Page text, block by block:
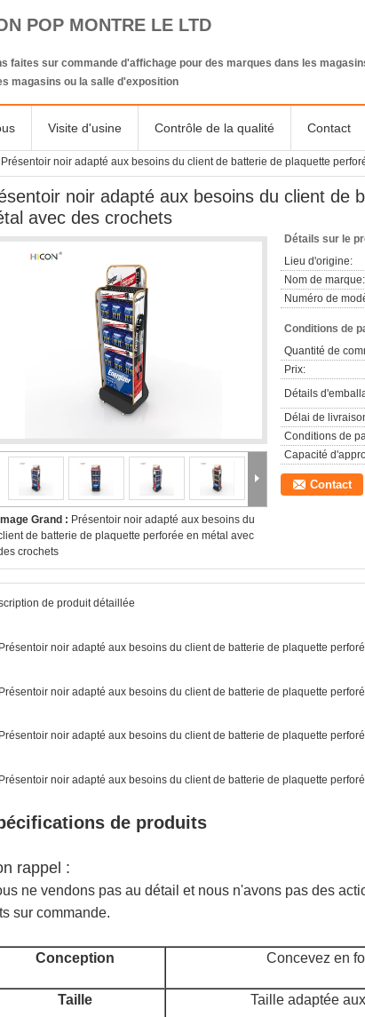
POP MONTRE LE LTD
faites sur commande d'affichage pour des marques dans les
magasins ou la salle d'exposition
Visite d'usine Contrôle de la qualité Contact
Présentoir noir adapté aux besoins du client de batterie de plaquette
noir adapté aux besoins du client de
avec des crochets
Image Grand : Présentoir noir adapté aux besoins du
de batterie de plaquette perforée en métal avec
crochets
Détails sur le
Lieu d'origine:
Nom de marque:
Numéro de
Conditions de
Quantité de
Prix:
Détails
Délai de
Conditions de
Capacité
Contact
de produit détaillée
de produits
rappel :
ne vendons pas au détail et nous n'avons pas des
sur commande.
Conception Concevez en
Taille Taille adaptée